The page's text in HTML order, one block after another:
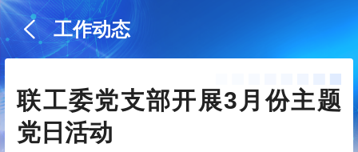
工作动态
联工委党支部开展3月份主题
党日活动